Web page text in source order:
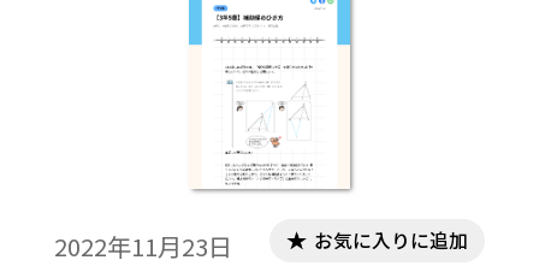
2022年11月23日 お気に入りに追加